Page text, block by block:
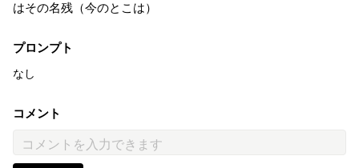
はその名残（今のとこは）
プロンプト
なし
コメント